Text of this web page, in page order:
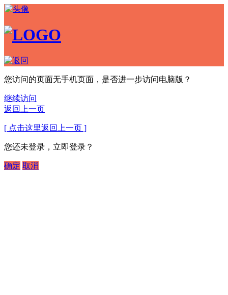
您访问的页面无手机页面，是否进一步访问电脑版？
继续访问
返回上一页
[ 点击这里返回上一页 ]
您还未登录，立即登录？
确定 取消